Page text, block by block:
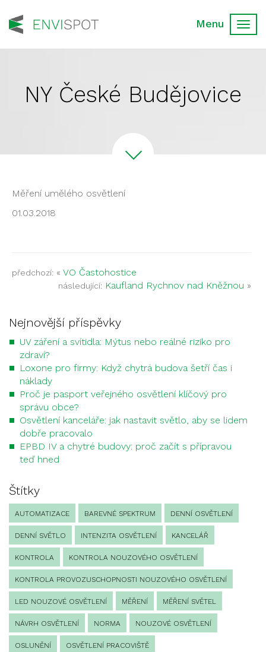
NY České Budějovice
Měření umělého osvětlení
01.03.2018
předchozí: « VO Častohostice
následující: Kaufland Rychnov nad Kněžnou »
Nejnovější příspěvky
UV záření a svítidla: Mýtus nebo reálné riziko pro
zdraví?
Loxone pro firmy: Když chytrá budova šetří čas i
náklady
Proč je pasport veřejného osvětlení klíčový pro
správu obce?
Osvětlení kanceláře: jak nastavit světlo, aby se lidem
dobře pracovalo
EPBD IV a chytré budovy: proč začít s přípravou
teď hned
Štítky
AUTOMATIZACE BAREVNÉ SPEKTRUM DENNÍ OSVĚTLENÍ
DENNÍ SVĚTLO INTENZITA OSVĚTLENÍ KANCELÁŘ
KONTROLA KONTROLA NOUZOVÉHO OSVĚTLENÍ
KONTROLA PROVOZUSCHOPNOSTI NOUZOVÉHO OSVĚTLENÍ
LED NOUZOVÉ OSVĚTLENÍ MĚŘENÍ MĚŘENÍ SVĚTEL
NÁVRH OSVĚTLENÍ NORMA NOUZOVÉ OSVĚTLENÍ
OSLUNĚNÍ OSVĚTLENÍ PRACOVIŠTĚ